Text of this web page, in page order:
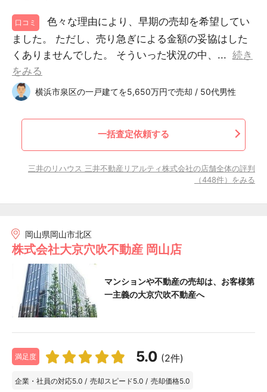
口コミ
色々な理由により、早期の売却を希望してい
ました。 ただし、売り急ぎによる金額の妥協はした
くありませんでした。 そういった状況の中、... 続き
をみる
横浜市泉区の一戸建てを5,650万円で売却 / 50代男性
一括査定依頼する
三井のリハウス 三井不動産リアルティ株式会社の店舗全体の評判
（448件）をみる
岡山県岡山市北区
株式会社大京穴吹不動産 岡山店
マンションや不動産の売却は、お客様第
一主義の大京穴吹不動産へ
満足度 5.0 (2件)
企業・社員の対応5.0 / 売却スピード5.0 / 売却価格5.0